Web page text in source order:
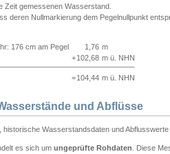
Zeit gemessenen Wasserstand.
deren Nullmarkierung dem Pegelnullpunkt
176 cm am Pegel
1,76 m
+102,68 m ü. NHN
=104,44 m ü. NHN
und Abflüsse
historische Wasserstandsdaten und
es sich um ungeprüfte Rohdaten . Diese